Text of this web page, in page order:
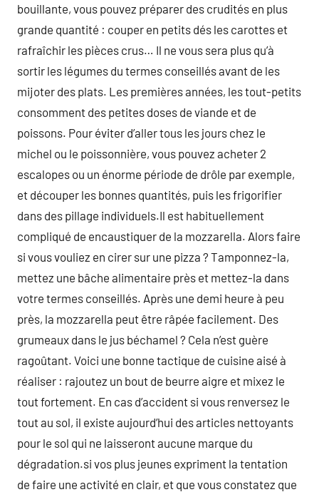
bouillante, vous pouvez préparer des crudités en plus
grande quantité : couper en petits dés les carottes et
rafraîchir les pièces crus… Il ne vous sera plus qu’à
sortir les légumes du termes conseillés avant de les
mijoter des plats. Les premières années, les tout-petits
consomment des petites doses de viande et de
poissons. Pour éviter d’aller tous les jours chez le
michel ou le poissonnière, vous pouvez acheter 2
escalopes ou un énorme période de drôle par exemple,
et découper les bonnes quantités, puis les frigorifier
dans des pillage individuels.Il est habituellement
compliqué de encaustiquer de la mozzarella. Alors faire
si vous vouliez en cirer sur une pizza ? Tamponnez-la,
mettez une bâche alimentaire près et mettez-la dans
votre termes conseillés. Après une demi heure à peu
près, la mozzarella peut être râpée facilement. Des
grumeaux dans le jus béchamel ? Cela n’est guère
ragoûtant. Voici une bonne tactique de cuisine aisé à
réaliser : rajoutez un bout de beurre aigre et mixez le
tout fortement. En cas d’accident si vous renversez le
tout au sol, il existe aujourd’hui des articles nettoyants
pour le sol qui ne laisseront aucune marque du
dégradation.si vos plus jeunes expriment la tentation
de faire une activité en clair, et que vous constatez que